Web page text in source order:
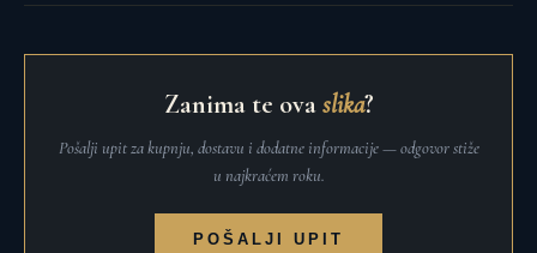
Zanima te ovaslika?
Pošalji upit za kupnju, dostavu i dodatne informacije — odgovor stiže
u najkraćem roku.
POŠALJI UPIT